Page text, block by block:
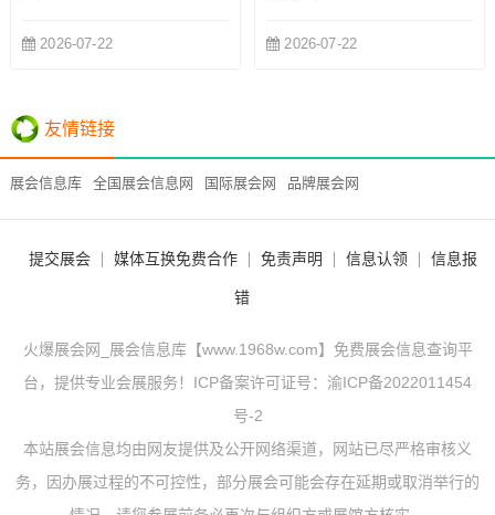
2026-07-22 2026-07-22
友情链接
展会信息库 全国展会信息网 国际展会网 品牌展会网
提交展会 媒体互换免费合作 免责声明 信息认领 信息报
错
火爆展会网_展会信息库【www.1968w.com】免费展会信息查询平
台，提供专业会展服务！ICP备案许可证号： 渝ICP备2022011454
号-2
本站展会信息均由网友提供及公开网络渠道，网站已尽严格审核义
务，因办展过程的不可控性，部分展会可能会存在延期或取消举行的